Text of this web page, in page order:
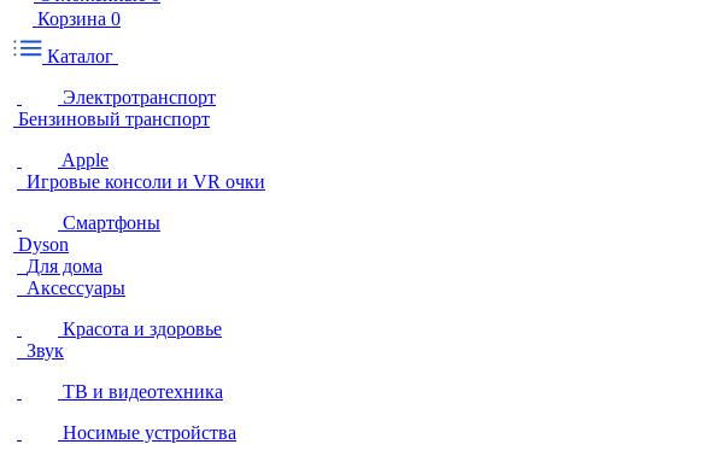
Корзина 0
Каталог
Электротранспорт
Бензиновый транспорт
Apple
Игровые консоли и VR очки
Смартфоны
Dyson
Для дома
Аксессуары
Красота и здоровье
Звук
ТВ и видеотехника
Носимые устройства